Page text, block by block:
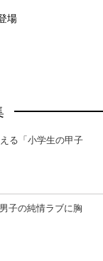
場
る「小学生の甲子
子の純情ラブに胸